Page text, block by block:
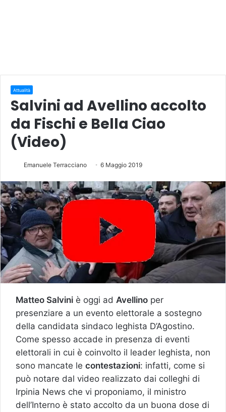
Attualità
Salvini ad Avellino accolto
da Fischi e Bella Ciao
(Video)
Emanuele Terracciano 6 Maggio 2019
Matteo Salvini è oggi ad Avellino per
presenziare a un evento elettorale a sostegno
della candidata sindaco leghista D’Agostino.
Come spesso accade in presenza di eventi
elettorali in cui è coinvolto il leader leghista, non
sono mancate le contestazioni: infatti, come si
può notare dal video realizzato dai colleghi di
Irpinia News che vi proponiamo, il ministro
dell’Interno è stato accolto da un buona dose di